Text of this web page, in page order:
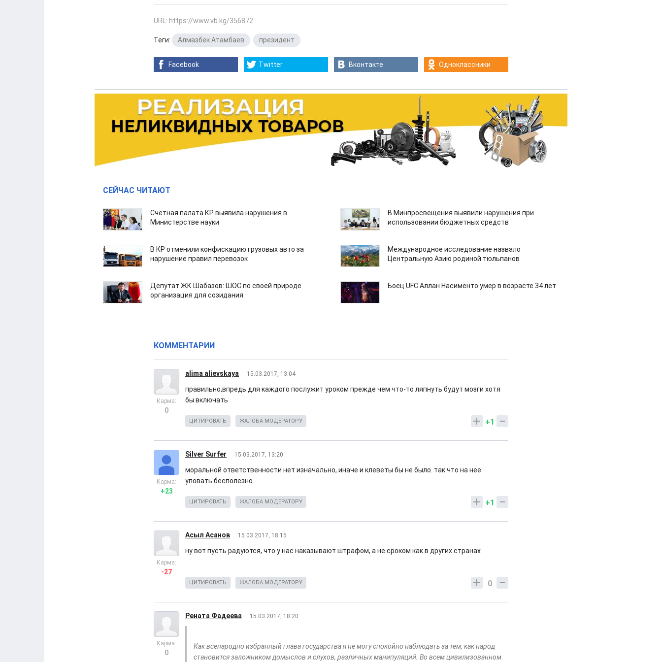
URL: https://www.vb.kg/356872
Теги: Алмазбек Атамбаев президент
Facebook Twitter Вконтакте Одноклассники
СЕЙЧАС ЧИТАЮТ
Счетная палата КР выявила нарушения в
Министерстве науки
В Минпросвещения выявили нарушения при
использовании бюджетных средств
В КР отменили конфискацию грузовых авто за
нарушение правил перевозок
Международное исследование назвало
Центральную Азию родиной тюльпанов
Депутат ЖК Шабазов: ШОС по своей природе
организация для созидания
Боец UFC Аллан Насименто умер в возрасте 34 лет
КОММЕНТАРИИ
alima alievskaya 15.03.2017, 13:04
Карма:
0
правильно,впредь для каждого послужит уроком прежде чем что-то ляпнуть будут мозги хотя
бы включать
+1
ЦИТИРОВАТЬ ЖАЛОБА МОДЕРАТОРУ
Silver Surfer 15.03.2017, 13:20
Карма:
+23
моральной ответственности нет изначально, иначе и клеветы бы не было. так что на нее
уповать бесполезно
+1
ЦИТИРОВАТЬ ЖАЛОБА МОДЕРАТОРУ
Асыл Асанов 15.03.2017, 18:15
Карма:
-27
ну вот пусть радуются, что у нас наказывают штрафом, а не сроком как в других странах
0
ЦИТИРОВАТЬ ЖАЛОБА МОДЕРАТОРУ
Рената Фадеева 15.03.2017, 18:20
Карма:
0
Как всенародно избранный глава государства я не могу спокойно наблюдать за тем, как народ
становится заложником домыслов и слухов, различных манипуляций. Во всем цивилизованном